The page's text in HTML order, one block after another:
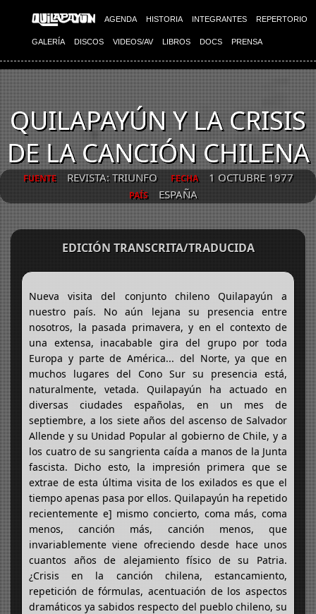
AGENDA HISTORIA INTEGRANTES REPERTORIO
GALERÍA DISCOS VIDEOS/AV LIBROS DOCS PRENSA
QUILAPAYÚN Y LA CRISIS
DE LA CANCIÓN CHILENA
FUENTE REVISTA: TRIUNFO FECHA 1 OCTUBRE 1977
PAÍS ESPAÑA
EDICIÓN TRANSCRITA/TRADUCIDA
Nueva visita del conjunto chileno Quilapayún a
nuestro país. No aún lejana su presencia entre
nosotros, la pasada primavera, y en el contexto de
una extensa, inacabable gira del grupo por toda
Europa y parte de América... del Norte, ya que en
muchos lugares del Cono Sur su presencia está,
naturalmente, vetada. Quilapayún ha actuado en
diversas ciudades españolas, en un mes de
septiembre, a los siete años del ascenso de Salvador
Allende y su Unidad Popular al gobierno de Chile, y a
los cuatro de su sangrienta caída a manos de la Junta
fascista. Dicho esto, la impresión primera que se
extrae de esta última visita de los exilados es que el
tiempo apenas pasa por ellos. Quilapayún ha repetido
recientemente e] mismo concierto, coma más, coma
menos, canción más, canción menos, que
invariablemente viene ofreciendo desde hace unos
cuantos años de alejamiento físico de su Patria.
¿Crisis en la canción chilena, estancamiento,
repetición de fórmulas, acentuación de los aspectos
dramáticos ya sabidos respecto del pueblo chileno, su